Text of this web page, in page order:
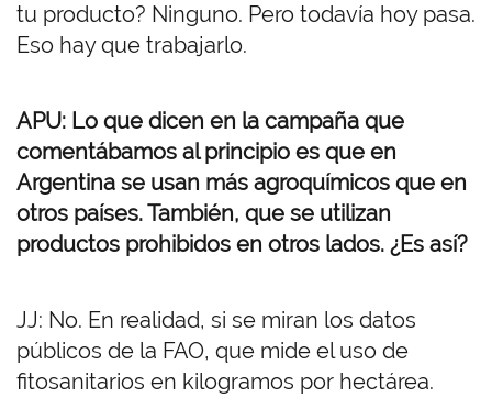
tu producto? Ninguno. Pero todavía hoy pasa.
Eso hay que trabajarlo.
APU: Lo que dicen en la campaña que
comentábamos al principio es que en
Argentina se usan más agroquímicos que en
otros países.También, que se utilizan
productos prohibidos en otros lados. ¿Es así?
JJ: No. En realidad, si se miran los datos
públicos de la FAO, que mide el uso de
fitosanitarios en kilogramos por hectárea.